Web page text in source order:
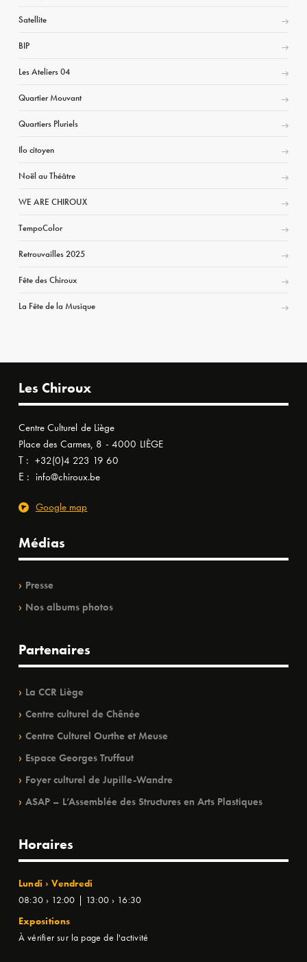
Satellite
BIP
Les Ateliers 04
Quartier Mouvant
Quartiers Pluriels
Ilo citoyen
Noël au Théâtre
WE ARE CHIROUX
TempoColor
Retrouvailles 2025
Fête des Chiroux
La Fête de la Musique
Les Chiroux
Centre Culturel de Liège
Place des Carmes, 8 - 4000 LIÈGE
T : +32(0)4 223 19 60
E : info@chiroux.be
Google map
Médias
Presse
Nos albums photos
Partenaires
La CCR Liège
Centre culturel de Chênée
Centre Culturel Ourthe et Meuse
Espace Georges Truffaut
Foyer culturel de Jupille-Wandre
ASAP – L’Assemblée des Structures en Arts Plastiques
Horaires
Lundi › Vendredi
08:30 › 12:00 | 13:00 › 16:30
Expositions
À vérifier sur la page de l'activité